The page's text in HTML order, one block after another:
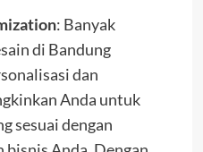
: Banyak
di Bandung
dan
Anda untuk
sesuai dengan